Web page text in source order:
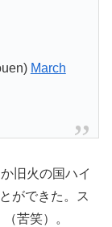
March
旧火の国ハイ
ができた。ス
苦笑）。